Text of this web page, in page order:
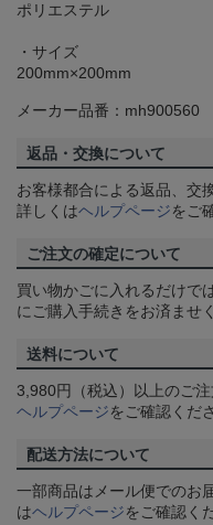
ポリエステル
・サイズ
200mm×200mm
メーカー品番：mh900560
返品・交換について
お客様都合による返品、交
詳しくはヘルプページをご
ご注文の確定について
買い物かごに入れるだけで
にご購入手続きをお済ませ
送料について
3,980円（税込）以上のご
ヘルプページをご確認くだ
配送方法について
一部商品はメール便でのお
はヘルプページをご確認く